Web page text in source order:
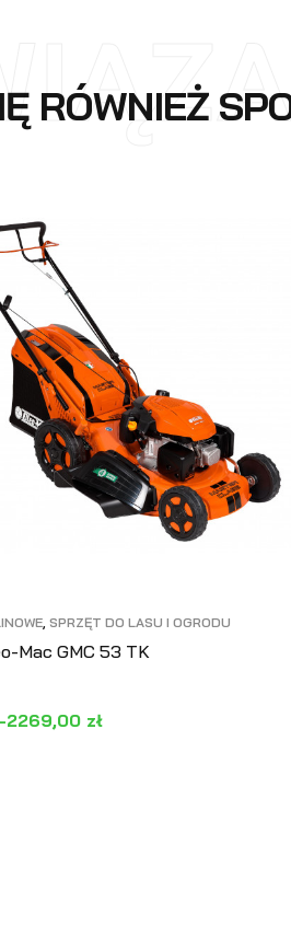
RÓWNIEŻ
SPRZĘT DO LASU I OGRODU
Mac GMC 53 TK
2269,00 zł